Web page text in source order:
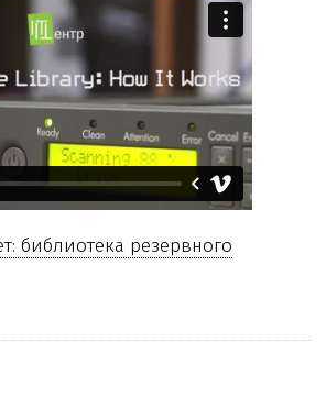
библиотека резервного